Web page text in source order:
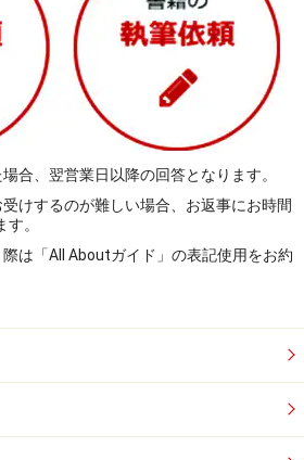
合、翌営業日以降の回答となります。
けするのが難しい場合、お返事にお時間
。
は「All Aboutガイド」の表記使用をお約